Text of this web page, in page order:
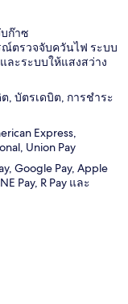
ก๊าซ
ณ์ตรวจจับควันไฟ ระบบ
ละระบบให้แสงสว่าง
, บัตรเดบิต, การชำระ
Express,
Union Pay
Google Pay, Apple
Pay, R Pay และ